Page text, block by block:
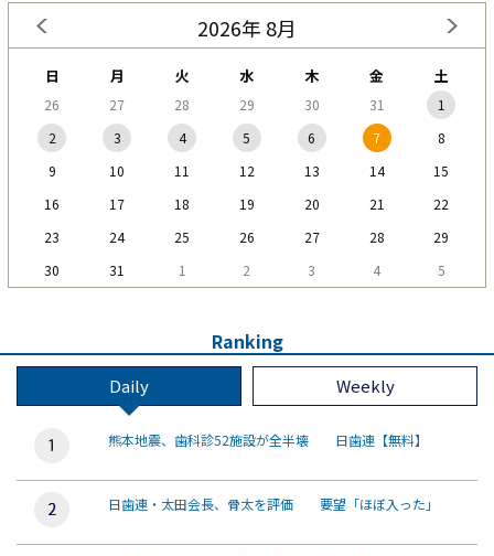
2026年 8月
日 月 火 水 木 金 土
26 27 28 29 30 31
1
2
3 4 5 6 7
8
9
10 11 12 13 14
15
16
17 18 19 20 21
22
23
24 25 26 27 28
29
30
31 1 2 3 4 5
Ranking
Daily Weekly
熊本地震、歯科診52施設が全半壊 日歯連【無料】
日歯連・太田会長、骨太を評価 要望「ほぼ入った」